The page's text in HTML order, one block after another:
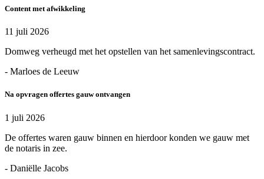
Content met afwikkeling
11 juli 2026
Domweg verheugd met het opstellen van het samenlevingscontract.
- Marloes de Leeuw
Na opvragen offertes gauw ontvangen
1 juli 2026
De offertes waren gauw binnen en hierdoor konden we gauw met
de notaris in zee.
- Daniëlle Jacobs